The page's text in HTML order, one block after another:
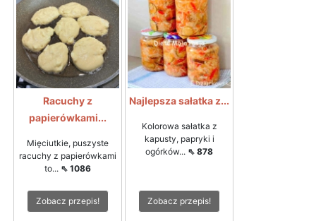
Racuchy z
papierówkami...
Mięciutkie, puszyste
racuchy z papierówkami
to... ⇖ 1086
Zobacz przepis!
Najlepsza sałatka z...
Kolorowa sałatka z
kapusty, papryki i
ogórków... ⇖ 878
Zobacz przepis!